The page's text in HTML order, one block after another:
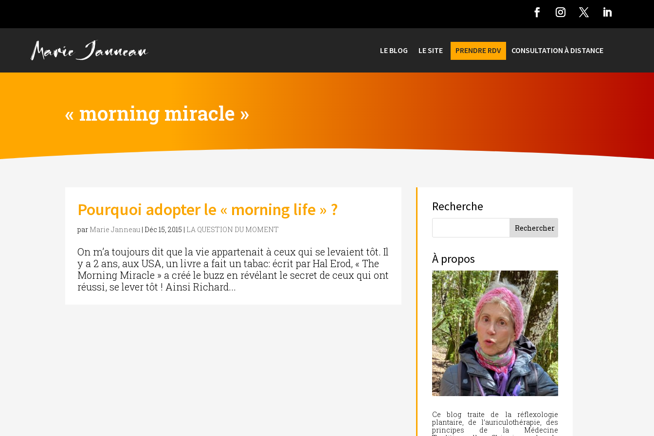
LE BLOG LE SITE PRENDRE RDV CONSULTATION À DISTANCE
« morning miracle »
Pourquoi adopter le « morning life » ?
par Marie Janneau | Déc 15, 2015 | LA QUESTION DU MOMENT
On m’a toujours dit que la vie appartenait à ceux qui se levaient tôt. Il
y a 2 ans, aux USA, un livre a fait un tabac: écrit par Hal Erod, « The
Morning Miracle » a créé le buzz en révélant le secret de ceux qui ont
réussi, se lever tôt ! Ainsi Richard...
Recherche
À propos
Ce blog traite de la réflexologie
plantaire, de l’auriculothérapie, des
principes de la Médecine